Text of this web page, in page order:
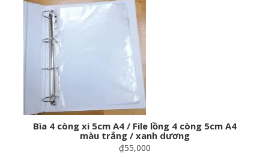
Bìa 4 còng xi 5cm A4 / File lồng 4 còng 5cm A4
màu trắng / xanh dương
₫55,000